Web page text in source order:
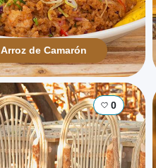
Arroz de Camarón
0